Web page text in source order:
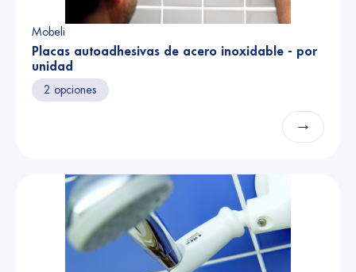
Mobeli
Placas autoadhesivas de acero inoxidable - por
unidad
2 opciones
→